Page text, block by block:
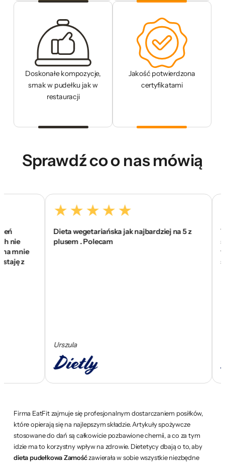
Doskonałe kompozycje,
smak w pudełku jak w
restauracji
Jakość potwierdzona
certyfikatami
Sprawdź co o nas mówią
z
Dieta wegetariańska jak najbardziej na 5 z
plusem . Polecam
Urszula
To
się
wam
Firma EatFit zajmuje się profesjonalnym dostarczaniem posiłków,
które opierają się na najlepszym składzie. Artykuły spożywcze
stosowane do dań są całkowicie pozbawione chemii, a co za tym
idzie ma to korzystny wpływ na zdrowie. Dietetycy dbają o to, aby
dieta pudełkowa Zamośćzawierała w sobie wszystkie niezbędne